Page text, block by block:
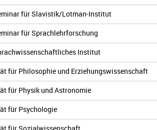
für Slavistik/Lotman-Institut
für Sprachlehrforschung
Institut
für Philosophie und Erziehungswissenschaft
für Physik und Astronomie
für Psychologie